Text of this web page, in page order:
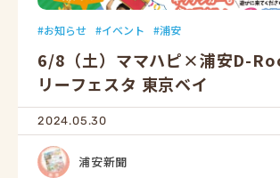
お知らせ イベント 浦安
6/8（土）ママハピ×浦安D-
リーフェスタ 東京ベイ
2024.05.30
浦安新聞